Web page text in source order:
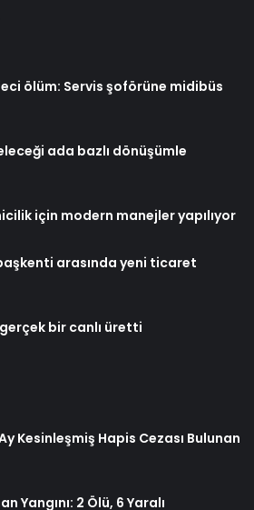
ölüm: Servis şoförüne midibüs
ada bazlı dönüşümle
için modern manejler yapılıyor
arasında yeni ticaret
bir canlı üretti
Ay Kesinleşmiş Hapis Cezası Bulunan
Yangını: 2 Ölü, 6 Yaralı